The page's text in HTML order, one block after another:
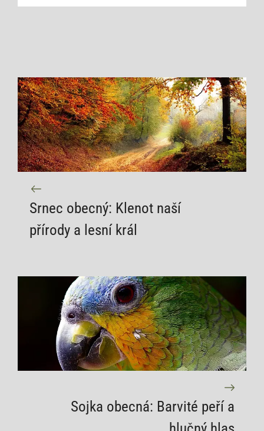
Srnec obecný: Klenot naší
přírody a lesní král
Sojka obecná: Barvité peří a